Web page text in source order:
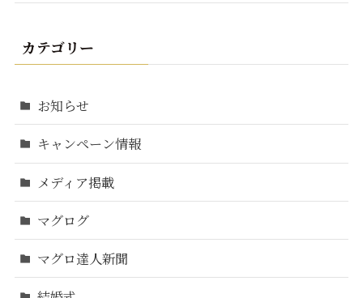
カテゴリー
お知らせ
キャンペーン情報
メディア掲載
マグログ
マグロ達人新聞